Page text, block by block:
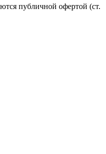
публичной офертой (ст.